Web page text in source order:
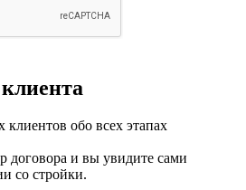
обо всех этапах
договора и вы увидите сами
со стройки.